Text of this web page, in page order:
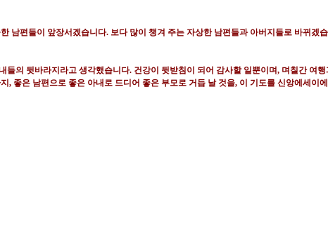
남편들이 앞장서겠습니다. 보다 많이 챙겨 주는 자상한 남편들과 아버지들로 바뀌겠
들의 뒷바라지라고 생각했습니다. 건강이 뒷받침이 되어 감사할 일뿐이며, 며칠간 여
, 좋은 남편으로 좋은 아내로 드디어 좋은 부모로 거듭 날 것을, 이 기도를 신앙에세이